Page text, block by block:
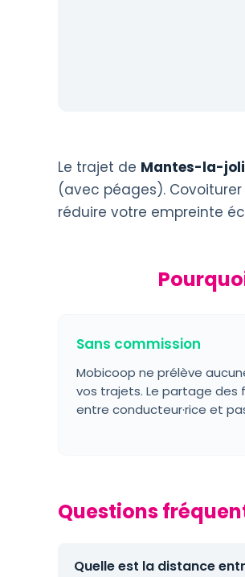
Le trajet de Mantes-la-
(avec péages).
réduire votre empreinte
Sans commission
Mobicoop ne prélève
vos trajets. Le partage des
entre conducteur·rice et
Questions
Quelle est la distance